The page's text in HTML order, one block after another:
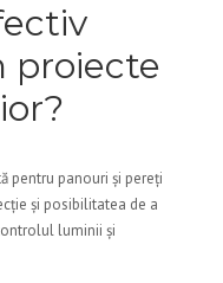
proiecte
pentru panouri și pereți
și posibilitatea de a
luminii și